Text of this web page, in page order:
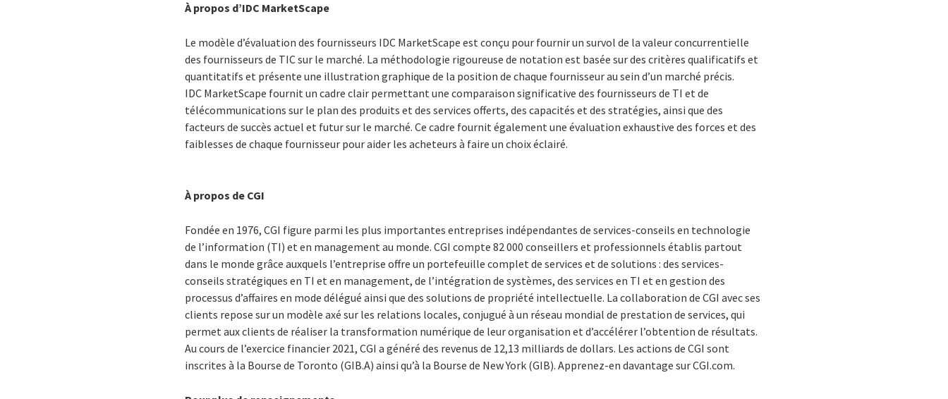
À propos d’IDC MarketScape
Le modèle d’évaluation des fournisseurs IDC MarketScape est conçu pour fournir un survol de la valeur concurrentielle
des fournisseurs de TIC sur le marché. La méthodologie rigoureuse de notation est basée sur des critères qualificatifs et
quantitatifs et présente une illustration graphique de la position de chaque fournisseur au sein d’un marché précis.
IDC MarketScape fournit un cadre clair permettant une comparaison significative des fournisseurs de TI et de
télécommunications sur le plan des produits et des services offerts, des capacités et des stratégies, ainsi que des
facteurs de succès actuel et futur sur le marché. Ce cadre fournit également une évaluation exhaustive des forces et des
faiblesses de chaque fournisseur pour aider les acheteurs à faire un choix éclairé.
À propos de CGI
Fondée en 1976, CGI figure parmi les plus importantes entreprises indépendantes de services-conseils en technologie
de l’information (TI) et en management au monde. CGI compte 82 000 conseillers et professionnels établis partout
dans le monde grâce auxquels l’entreprise offre un portefeuille complet de services et de solutions : des services-
conseils stratégiques en TI et en management, de l’intégration de systèmes, des services en TI et en gestion des
processus d’affaires en mode délégué ainsi que des solutions de propriété intellectuelle. La collaboration de CGI avec ses
clients repose sur un modèle axé sur les relations locales, conjugué à un réseau mondial de prestation de services, qui
permet aux clients de réaliser la transformation numérique de leur organisation et d’accélérer l’obtention de résultats.
Au cours de l’exercice financier 2021, CGI a généré des revenus de 12,13 milliards de dollars. Les actions de CGI sont
inscrites à la Bourse de Toronto (GIB.A) ainsi qu’à la Bourse de New York (GIB). Apprenez-en davantage sur CGI.com.